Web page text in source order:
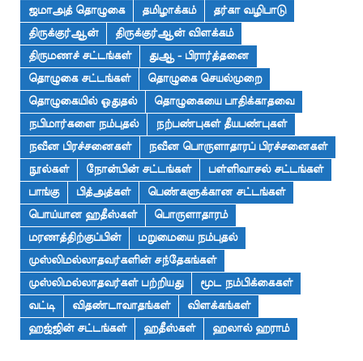
ஜமாஅத் தொழுகை
தமிழாக்கம்
தர்கா வழிபாடு
திருக்குர்ஆன்
திருக்குர்ஆன் விளக்கம்
திருமணச் சட்டங்கள்
துஆ - பிரார்த்தனை
தொழுகை சட்டங்கள்
தொழுகை செயல்முறை
தொழுகையில் ஓதுதல்
தொழுகையை பாதிக்காதவை
நபிமார்களை நம்புதல்
நற்பண்புகள் தீயபண்புகள்
நவீன பிரச்சனைகள்
நவீன பொருளாதாரப் பிரச்சனைகள்
நூல்கள்
நோன்பின் சட்டங்கள்
பள்ளிவாசல் சட்டங்கள்
பாங்கு
பித்அத்கள்
பெண்களுக்கான சட்டங்கள்
பொய்யான ஹதீஸ்கள்
பொருளாதாரம்
மரணத்திற்குப்பின்
மறுமையை நம்புதல்
முஸ்லிமல்லாதவர்களின் சந்தேகங்கள்
முஸ்லிமல்லாதவர்கள் பற்றியது
மூட நம்பிக்கைகள்
வட்டி
விதண்டாவாதங்கள்
விளக்கங்கள்
ஹஜ்ஜின் சட்டங்கள்
ஹதீஸ்கள் ஹலால் ஹராம்